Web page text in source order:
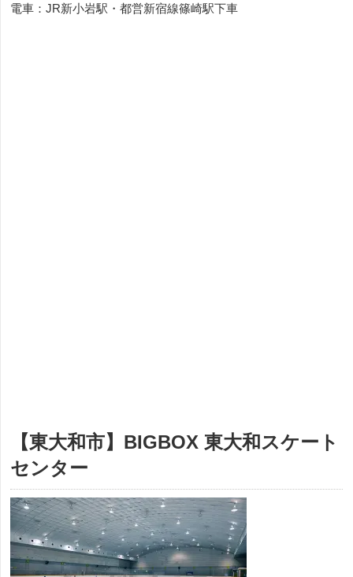
電車：JR新小岩駅・都営新宿線篠崎駅下車
【東大和市】BIGBOX 東大和スケート
センター